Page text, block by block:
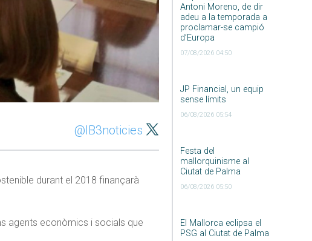
Antoni Moreno, de dir
adeu a la temporada a
proclamar-se campió
d’Europa
07/08/2026 04:50
JP Financial, un equip
sense límits
06/08/2026 05:54
Festa del
mallorquinisme al
Ciutat de Palma
06/08/2026 05:50
El Mallorca eclipsa el
PSG al Ciutat de Palma
@IB3noticies
durant el 2018 finançarà
agents econòmics i socials que